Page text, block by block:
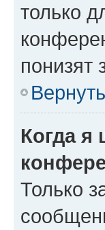
только
понизят
Когда я
Только